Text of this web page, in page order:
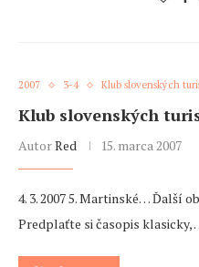
2007 3-4 Klub slovenských
Klub slovenských
AutorRed 15. marca 2007
4. 3. 2007 5. Martinské… Ďalší
Predplaťte si časopis klasicky,